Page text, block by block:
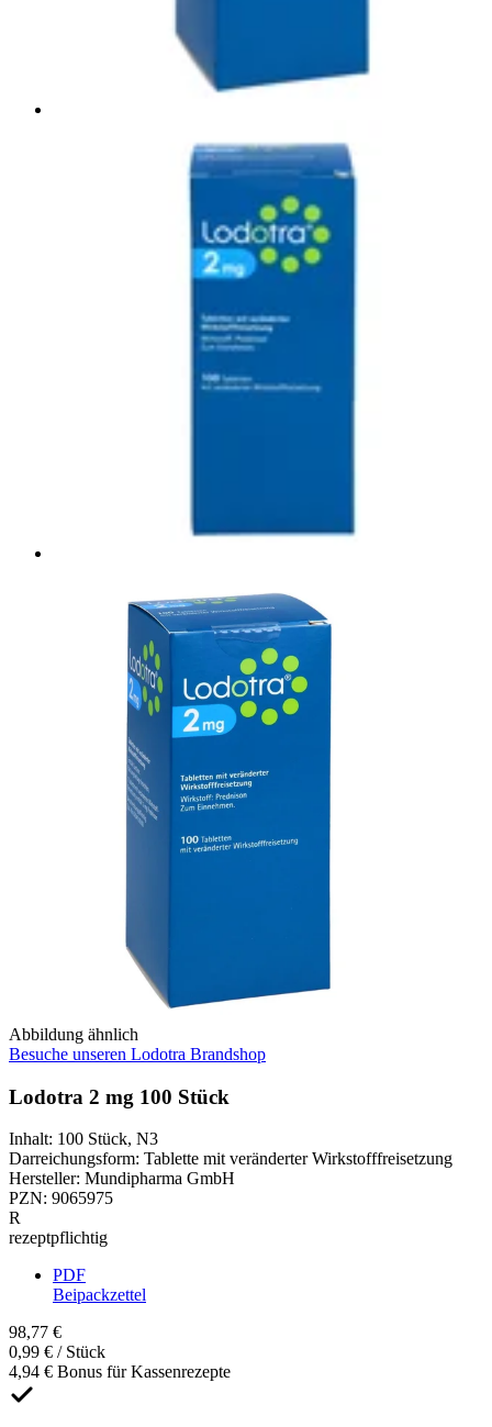
Abbildung ähnlich
Besuche unseren Lodotra Brandshop
Lodotra 2 mg 100 Stück
Inhalt: 100 Stück, N3
Darreichungsform: Tablette mit veränderter Wirkstofffreisetzung
Hersteller: Mundipharma GmbH
PZN: 9065975
R
rezeptpflichtig
PDF
Beipackzettel
98,77 €
0,99 € / Stück
4,94 € Bonus für Kassenrezepte